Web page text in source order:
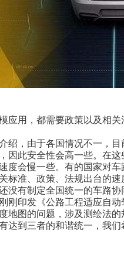
用，都需要政策以及相关
，由于各国情况不一，目
因此安全性会高一些。在
度会慢一些。有的国家对
标准、政策、法规出台的速
有制定全国统一的车路协
刚印发《公路工程适应自
地图的问题，涉及测绘法的
到三者的和谐统一，我们